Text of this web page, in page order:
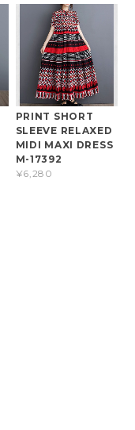
PRINT SHORT
SLEEVE RELAXED
MIDI MAXI DRESS
M-17392
¥6,280